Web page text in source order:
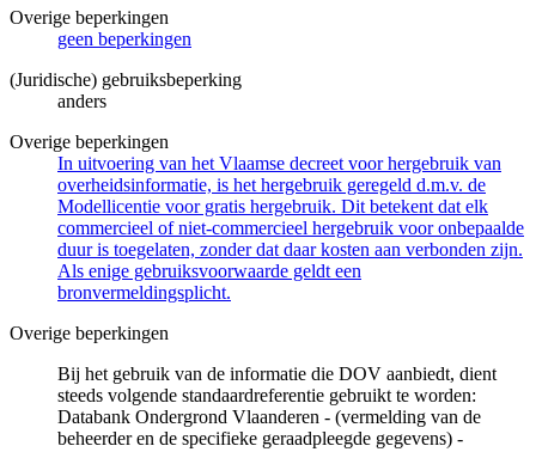
Overige beperkingen
geen beperkingen
(Juridische) gebruiksbeperking
anders
Overige beperkingen
In uitvoering van het Vlaamse decreet voor hergebruik van
overheidsinformatie, is het hergebruik geregeld d.m.v. de
Modellicentie voor gratis hergebruik. Dit betekent dat elk
commercieel of niet-commercieel hergebruik voor onbepaalde
duur is toegelaten, zonder dat daar kosten aan verbonden zijn.
Als enige gebruiksvoorwaarde geldt een
bronvermeldingsplicht.
Overige beperkingen
Bij het gebruik van de informatie die DOV aanbiedt, dient
steeds volgende standaardreferentie gebruikt te worden:
Databank Ondergrond Vlaanderen - (vermelding van de
beheerder en de specifieke geraadpleegde gegevens) -